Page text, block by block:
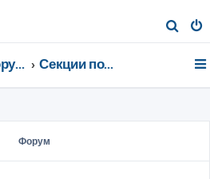
о
Список форумов Секции портала
Форум